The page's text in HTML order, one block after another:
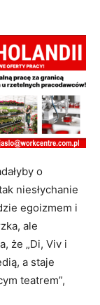
o
niesłychanie
egoizmem i
ale
że „Di, Viv i
a staje
teatrem”,